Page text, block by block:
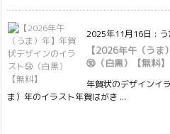
2025年11月16日 : う
【2026年午（う
㊿（白黒）【無料】
年賀状のデザインイ
ま）年のイラスト年賀はがき ...